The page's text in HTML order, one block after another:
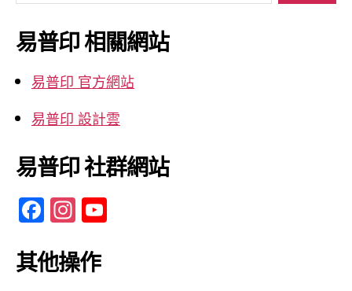
關
鍵
字:
易普印 相關網站
易普印 官方網站
易普印 設計雲
易普印 社群網站
F
c
In
a
其他操作